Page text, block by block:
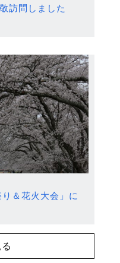
訪問しました
＆花火大会」に